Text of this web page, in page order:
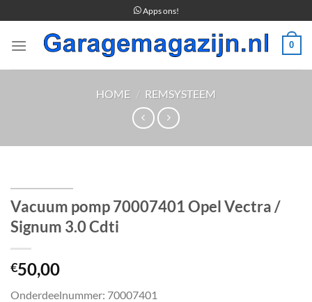
naar
inhoud
Apps ons!
0
HOME / REMSYSTEEM
Vacuum pomp 70007401 Opel Vectra /
Signum 3.0 Cdti
€50,00
Onderdeelnummer: 70007401